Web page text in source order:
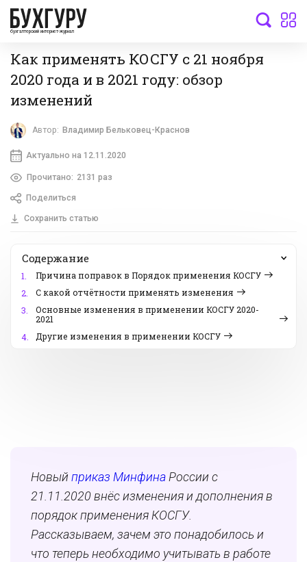
бухгалтерский интернет-журнал
Как применять КОСГУ с 21 ноября
2020 года и в 2021 году: обзор
изменений
Автор: Владимир Бельковец-Краснов
Актуально на 12.11.2020
Прочитано: 2131 раз
Поделиться
Сохранить статью
Содержание
1.
Причина поправок в Порядок применения КОСГУ
2.
С какой отчётности применять изменения
3.
Основные изменения в применении КОСГУ 2020-
2021
4.
Другие изменения в применении КОСГУ
Новый приказ МинфинаРоссии с
21.11.2020 внёс изменения и дополнения в
порядок применения КОСГУ.
Рассказываем, зачем это понадобилось и
что теперь необходимо учитывать в работе